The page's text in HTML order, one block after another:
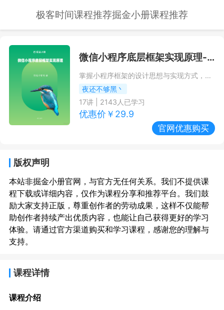
极客时间课程推荐掘金小册课程推荐
微信小程序底层框架实现原理--掘金小册课程推荐/优惠
掌握小程序框架的设计思想与实现方式，了解小程序背后的世界
夜还不够黑丶
17讲 | 2143 人已学习
优惠价￥ 29.9
官网优惠购买
版权声明
本站非掘金小册官网，与官方无任何关系。我们不提供课
程下载或详细内容，仅作为课程分享和推荐平台。我们鼓
励大家支持正版，尊重创作者的劳动成果，这样不仅能帮
助创作者持续产出优质内容，也能让自己获得更好的学习
体验。请通过官方渠道购买和学习课程，感谢您的理解与
支持。
课程详情
课程介绍